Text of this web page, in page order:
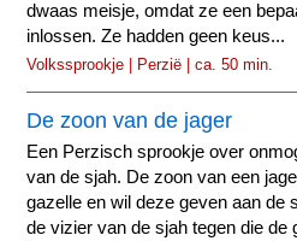
dwaas meisje, omdat ze een
inlossen. Ze hadden geen keus...
Volkssprookje | Perzië | ca. 50 min.
De zoon van de jager
Een Perzisch sprookje over
van de sjah. De zoon van een
gazelle en wil deze geven aan de
de vizier van de sjah tegen die de